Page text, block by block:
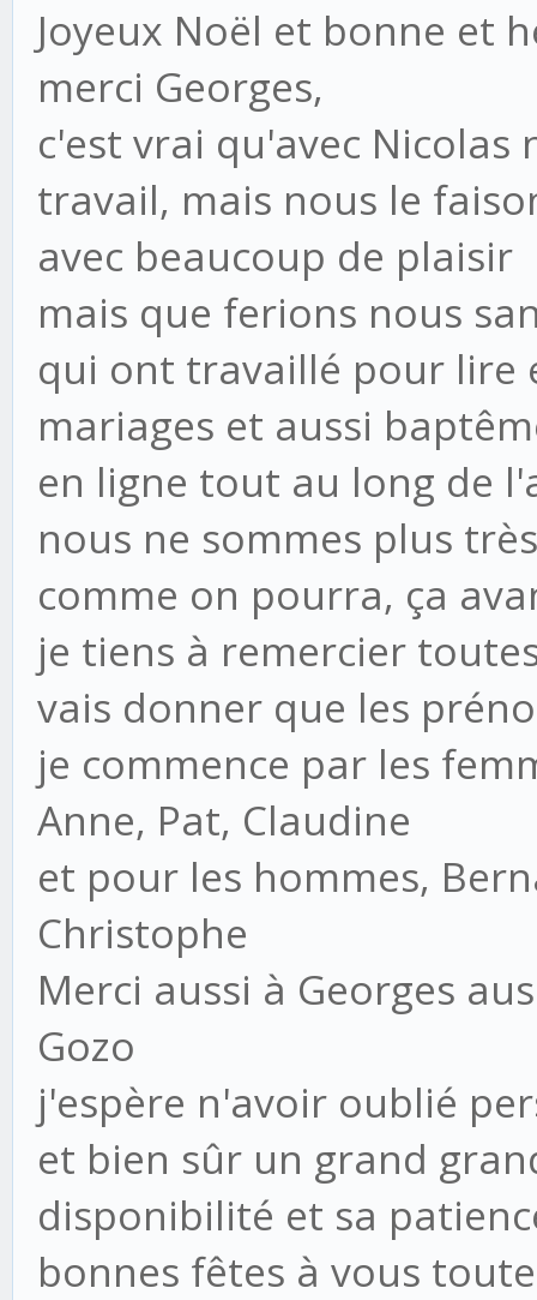
Joyeux Noël et bonne et
merci Georges,
c'est vrai qu'avec Nicolas
travail, mais nous le
avec beaucoup de plaisir
mais que ferions nous
qui ont travaillé pour lire
mariages et aussi
en ligne tout au long de
nous ne sommes plus
comme on pourra, ça
je tiens à remercier
vais donner que les
je commence par les
Anne, Pat, Claudine
et pour les hommes,
Christophe
Merci aussi à Georges
Gozo
j'espère n'avoir oublié
et bien sûr un grand
disponibilité et sa
bonnes fêtes à vous